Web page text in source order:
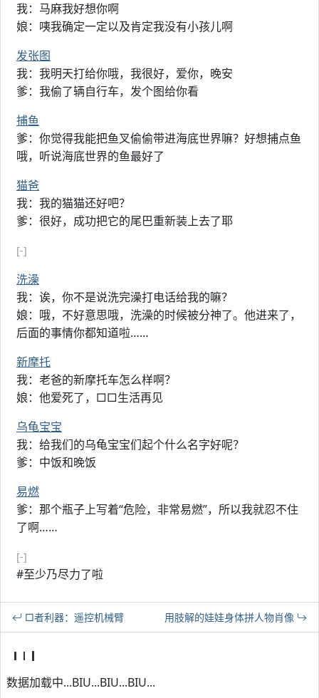
我：马麻我好想你啊
娘：咦我确定一定以及肯定我没有小孩儿啊
发张图
我：我明天打给你哦，我很好，爱你，晚安
爹：我偷了辆自行车，发个图给你看
捕鱼
爹：你觉得我能把鱼叉偷偷带进海底世界嘛？好想捕点鱼
哦，听说海底世界的鱼最好了
猫爸
我：我的猫猫还好吧？
爹：很好，成功把它的尾巴重新装上去了耶
[-]
洗澡
我：诶，你不是说洗完澡打电话给我的嘛？
娘：哦，不好意思哦，洗澡的时候被分神了。他进来了，
后面的事情你都知道啦……
新摩托
我：老爸的新摩托车怎么样啊？
娘：他爱死了，□□生活再见
乌龟宝宝
我：给我们的乌龟宝宝们起个什么名字好呢？
爹：中饭和晚饭
易燃
爹：那个瓶子上写着“危险，非常易燃”，所以我就忍不住
了啊……
[-]
#至少乃尽力了啦
□者利器：遥控机械臂 用肢解的娃娃身体拼人物肖像
数据加载中...BIU...BIU...BIU...